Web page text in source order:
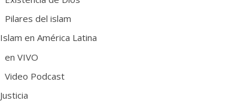
Pilares del islam
Islam en América Latina
en VIVO
Video Podcast
Justicia